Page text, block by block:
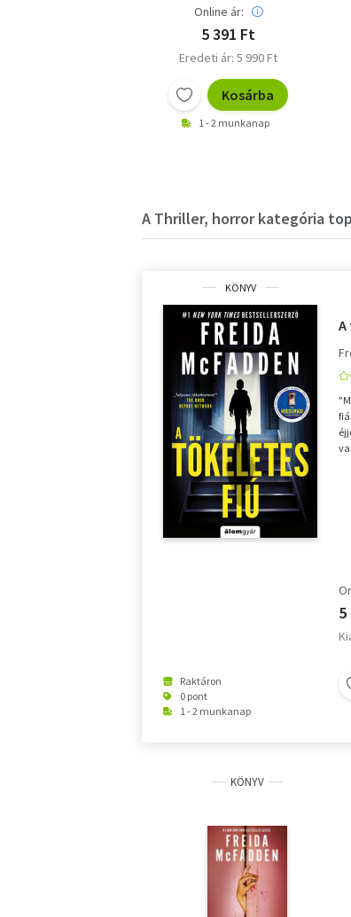
Online ár:
5 391 Ft
Eredeti ár: 5 990 Ft
Kosárba
1 - 2 munkanap
A Thriller, horror kategória
KÖNYV
Raktáron
0 pont
1 - 2 munkanap
5
KÖNYV